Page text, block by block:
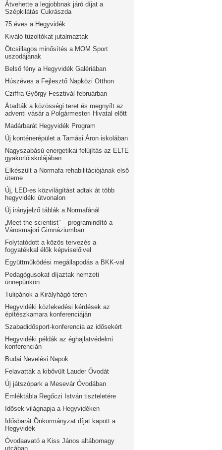
Átvehette a legjobbnak járó díjat a
Szépkilátás Cukrászda
75 éves a Hegyvidék
Kiváló tűzoltókat jutalmaztak
Ötcsillagos minősítés a MOM Sport
uszodájának
Belső fény a Hegyvidék Galériában
Húszéves a Fejlesztő Napközi Otthon
Cziffra György Fesztivál februárban
Átadták a közösségi teret és megnyílt az
adventi vásár a Polgármesteri Hivatal előtt
Madárbarát Hegyvidék Program
Új konténerépület a Tamási Áron iskolában
Nagyszabású energetikai felújítás az ELTE
gyakorlóiskolájában
Elkészült a Normafa rehabilitációjának első
üteme
Új, LED-es közvilágítást adtak át több
hegyvidéki útvonalon
Új irányjelző táblák a Normafánál
„Meet the scientist” – programindító a
Városmajori Gimnáziumban
Folytatódott a közös tervezés a
fogyatékkal élők képviselőivel
Együttműködési megállapodás a BKK-val
Pedagógusokat díjaztak nemzeti
ünnepünkön
Tulipánok a Királyhágó téren
Hegyvidéki közlekedési kérdések az
építészkamara konferenciáján
Szabadidősport-konferencia az idősekért
Hegyvidéki példák az éghajlatvédelmi
konferencián
Budai Nevelési Napok
Felavatták a kibővült Lauder Óvodát
Új játszópark a Mesevár Óvodában
Emléktábla Regőczi István tiszteletére
Idősek világnapja a Hegyvidéken
Idősbarát Önkormányzat díjat kapott a
Hegyvidék
Óvodaavató a Kiss János altábornagy
utcában